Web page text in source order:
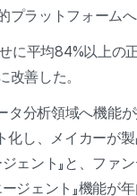
プラットフォーム
に平均84%以上の
善した。
分析領域へ機能
し、メイカーが
ェント』と、ファ
ジェント』機能が